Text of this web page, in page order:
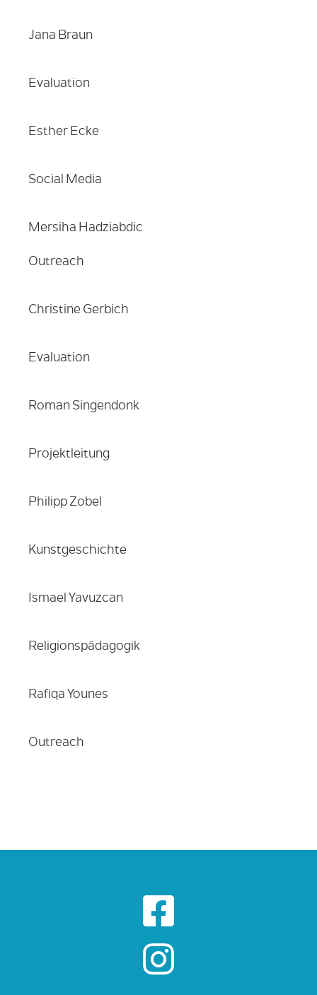
Jana Braun
Evaluation
Esther Ecke
Social Media
Mersiha Hadziabdic
Outreach
Christine Gerbich
Evaluation
Roman Singendonk
Projektleitung
Philipp Zobel
Kunstgeschichte
Ismael Yavuzcan
Religionspädagogik
Rafiqa Younes
Outreach